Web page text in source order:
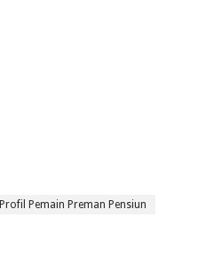
Profil Pemain Preman Pensiun